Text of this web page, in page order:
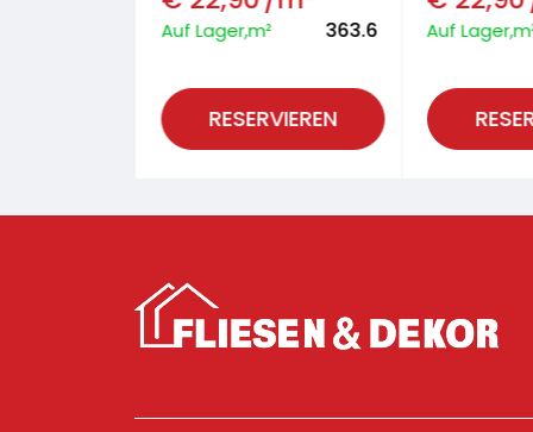
Auf Lager,m² 363.6
RESERVIEREN
Auf